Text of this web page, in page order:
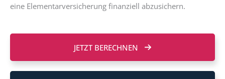
eine Elementarversicherung finanziell abzusichern.
JETZT BERECHNEN